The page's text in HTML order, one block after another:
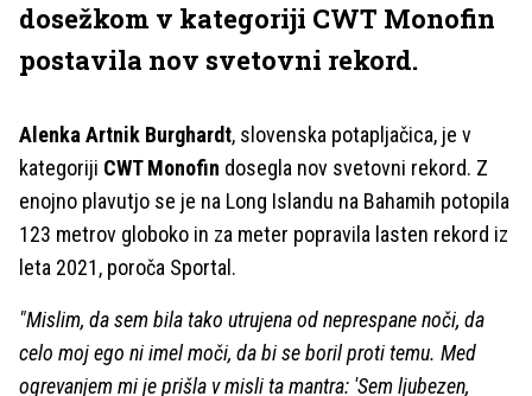
dosežkom v kategoriji CWT Monofin
postavila nov svetovni rekord.
Alenka Artnik Burghardt, slovenska potapljačica, je v
kategoriji CWT Monofin dosegla nov svetovni rekord. Z
enojno plavutjo se je na Long Islandu na Bahamih potopila
123 metrov globoko in za meter popravila lasten rekord iz
leta 2021, poroča Sportal.
"Mislim, da sem bila tako utrujena od neprespane noči, da
celo moj ego ni imel moči, da bi se boril proti temu. Med
ogrevanjem mi je prišla v misli ta mantra: 'Sem ljubezen,